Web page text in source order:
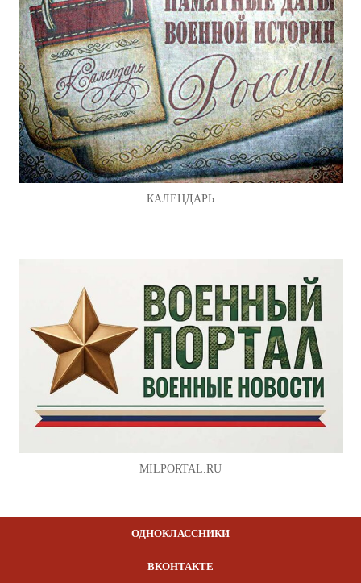
КАЛЕНДАРЬ
MILPORTAL.RU
ОДНОКЛАССНИКИ
ВКОНТАКТЕ